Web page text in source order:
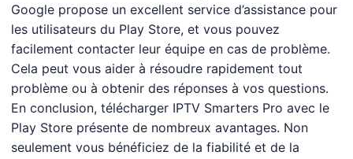
Google propose un excellent service d’assistance pour
les utilisateurs du Play Store, et vous pouvez
facilement contacter leur équipe en cas de problème.
Cela peut vous aider à résoudre rapidement tout
problème ou à obtenir des réponses à vos questions.
En conclusion, télécharger IPTV Smarters Pro avec le
Play Store présente de nombreux avantages. Non
seulement vous bénéficiez de la fiabilité et de la